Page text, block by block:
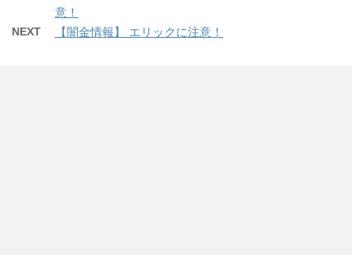
意！
NEXT 【闇金情報】 エリックに注意！